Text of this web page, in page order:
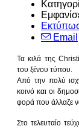
Email
Τα κιλά της
του ξένου τύπου.
Από την πολύ
κοινό και οι
φορά που άλλαζε
Στο τελευταίο